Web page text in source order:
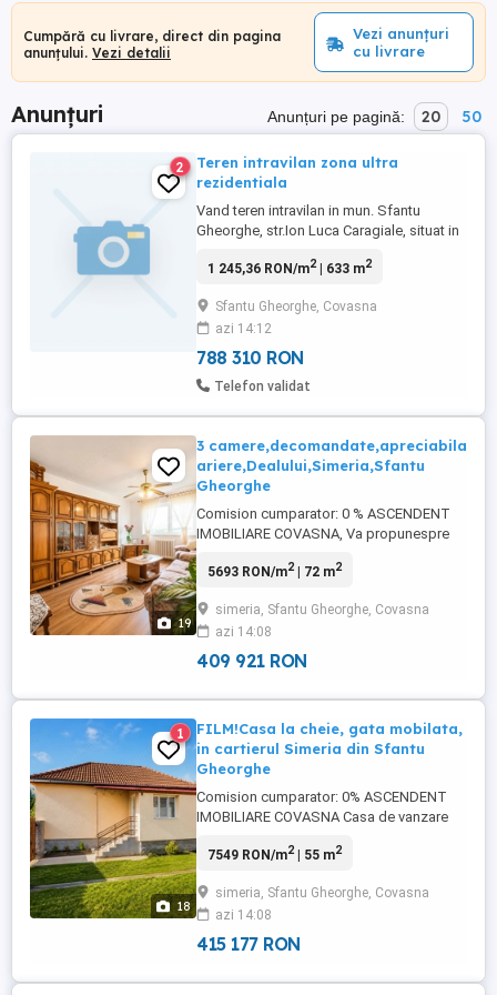
Cumpără cu livrare, direct din pagina
anunțului. Vezi detalii
Vezi anunțuri
cu livrare
Anunțuri Anunțuri pe pagină: 20 50
2
Teren intravilan zona ultra
rezidentiala
Vand teren intravilan in mun. Sfantu
Gheorghe, str.Ion Luca Caragiale, situat in
panorama si o priveliste de vis.Terenul are
un front stradal de 17.7 m. Acest teren
este ideal pentru cei cu gusturi
rafinate.Pretul afisat este ...
1 245,36 RON/m2| 633 m2
Sfantu Gheorghe, Covasna
azi 14:12
788 310 RON
Telefon validat
19
3 camere,decomandate,apreciabila
ariere,Dealului,Simeria,Sfantu
Gheorghe
Comision cumparator: 0 % ASCENDENT
IMOBILIARE COVASNA, Va propunespre
pe strada Dealului, intr-o zona linistita,
doresc confort si relaxare. Va invitam sa
experimentati o vizionare initiala, din
locatia unde ...
5693 RON/m2| 72 m2
simeria, Sfantu Gheorghe, Covasna
azi 14:08
409 921 RON
18
1
FILM!Casa la cheie, gata mobilata,
in cartierul Simeria din Sfantu
Gheorghe
Comision cumparator: 0% ASCENDENT
IMOBILIARE COVASNA Casa de vanzare
intr-o zona rezidentiala linistita de case, in
ofera un cadru practic si echilibrat pentru
locuire. Va invitam sa experimentati o
vizionare initiala, din ...
7549 RON/m2| 55 m2
simeria, Sfantu Gheorghe, Covasna
azi 14:08
415 177 RON